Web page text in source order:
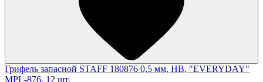
Грифель запасной STAFF 180876 0,5 мм, HB, "EVERYDAY"
MPL-876, 12 шт.